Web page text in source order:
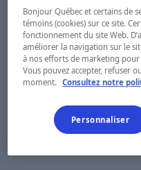
Bonjour Québec et certains de
témoins (cookies) sur ce site.
fonctionnement du site Web.
améliorer la navigation sur le
à nos efforts de marketing
Vous pouvez accepter, refuser
moment.
Consultez notre
Personnaliser